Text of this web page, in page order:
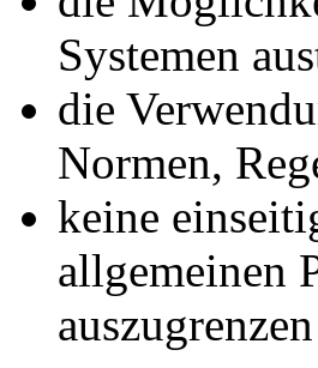
Systemen
die
Normen,
keine
allgemeinen
auszugrenzen